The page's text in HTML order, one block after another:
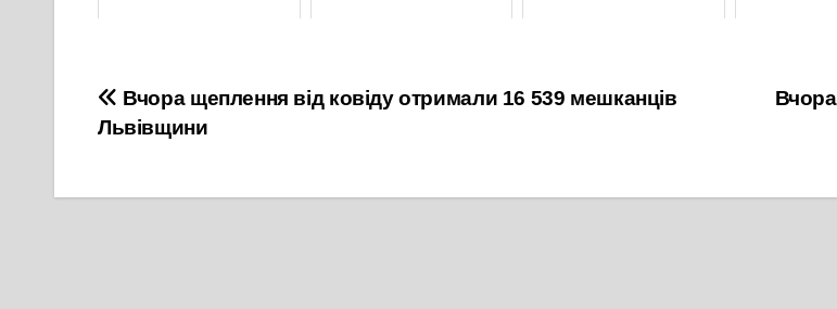
Навігація
записів
Вчора щеплення від ковіду отримали 16 539 мешканців
Львівщини